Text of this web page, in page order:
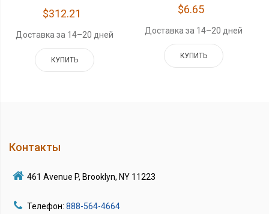
$312.21
Доставка за 14–20 дней
КУПИТЬ
$6.65
Доставка за 14–20 дней
КУПИТЬ
Контакты
461 Avenue P, Brooklyn, NY 11223
Телефон: 888-564-4664